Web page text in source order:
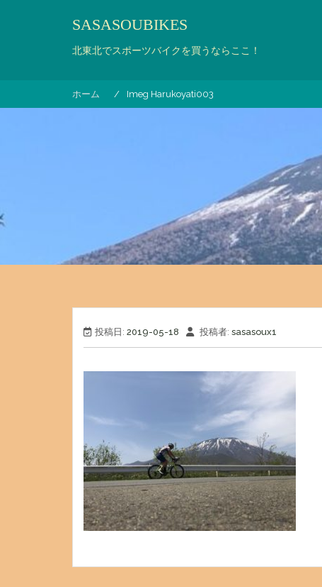
SASASOUBIKES
北東北でスポーツバイクを買うならここ！
ホーム Imeg Harukoyati003
投稿日: 2019-05-18 投稿者: sasasoux1